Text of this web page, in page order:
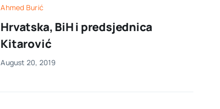
Ahmed Burić
Hrvatska, BiH i predsjednica
Kitarović
August 20, 2019